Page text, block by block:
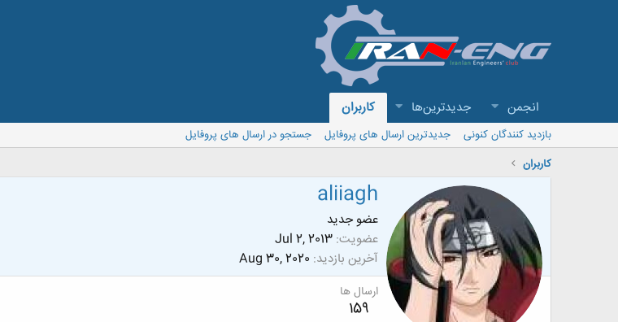
انجمن جدیدترین‌ها کاربران
بازدید کنندگان کنونی جدیدترین ارسال های پروفایل
جستجو در ارسال های پروفایل
کاربران
aliiagh
عضو جدید
عضویت Jul 2, 2013
آخرین بازدید Aug 30, 2020
ارسال ها
159